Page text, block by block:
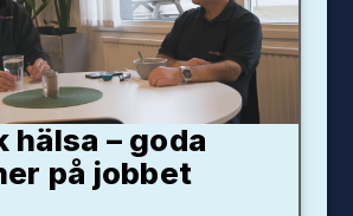
hälsa – goda
på jobbet